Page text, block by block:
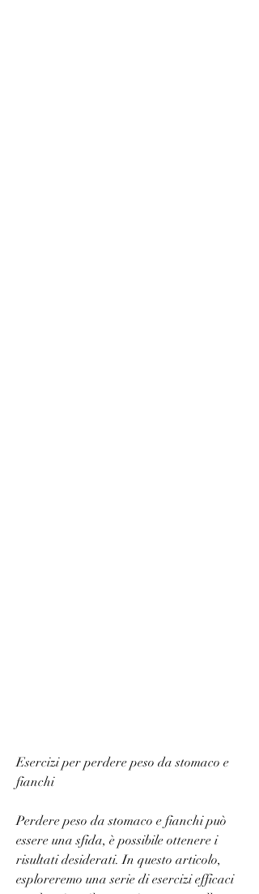
Esercizi per perdere peso da stomaco e
fianchi
Perdere peso da stomaco e fianchi può
essere una sfida, è possibile ottenere i
risultati desiderati. In questo articolo,
esploreremo una serie di esercizi efficaci